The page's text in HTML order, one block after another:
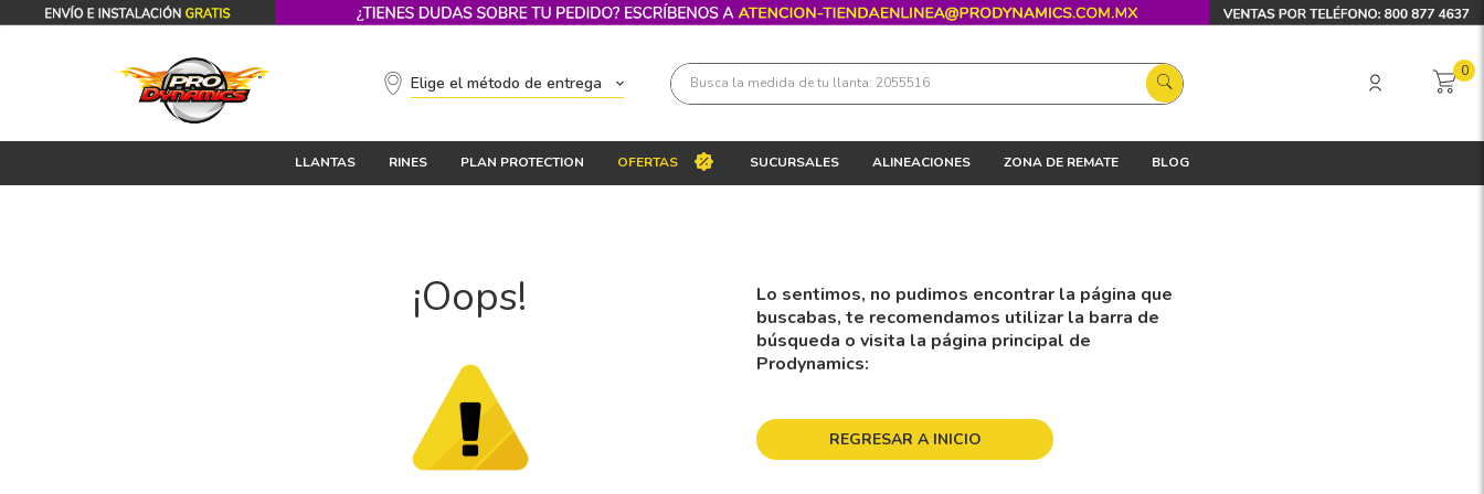
Elige el método de entrega Busca la medida de tu llanta: 2055516 0
LLANTAS RINES PLAN PROTECTION OFERTAS SUCURSALES ALINEACIONES ZONA DE REMATE BLOG
¡Oops!
Lo sentimos, no pudimos encontrar la página que
buscabas, te recomendamos utilizar la barra de
búsqueda o visita la página principal de
Prodynamics:
REGRESAR A INICIO
Términos más buscados